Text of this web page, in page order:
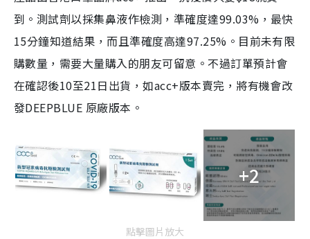
到。測試劑以採集鼻液作檢測，準確度達99.03%，最快
15分鐘知道結果，而且準確度高達97.25%。目前未有限
購數量，需要大量購入的朋友可留意。不過訂單預計會
在確認後10至21日出貨，如acc+版本賣完，將有機會改
發DEEPBLUE 原廠版本。
+2
點擊圖片放大